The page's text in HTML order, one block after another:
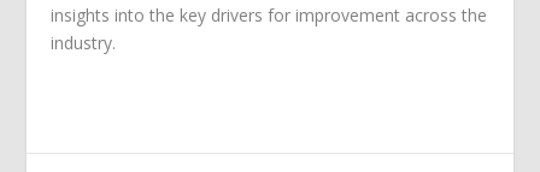
insights into the key drivers for improvement across the
industry.